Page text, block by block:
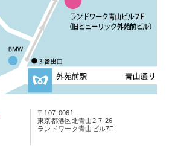
〒107-0061
東京都港区北青山2-7-26
ランドワーク青山ビル7F